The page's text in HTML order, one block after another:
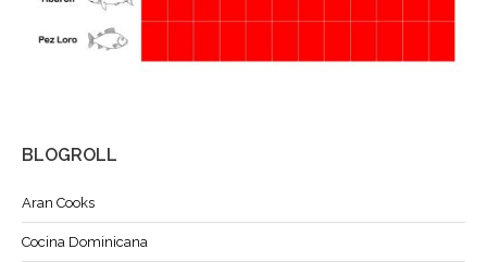
BLOGROLL
Aran Cooks
Cocina Dominicana